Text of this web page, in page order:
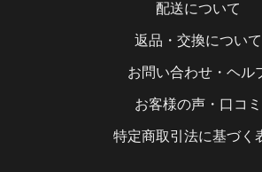
配送について
返品・交換について
お問い合わせ・ヘル
お客様の声・口コミ
特定商取引法に基づく